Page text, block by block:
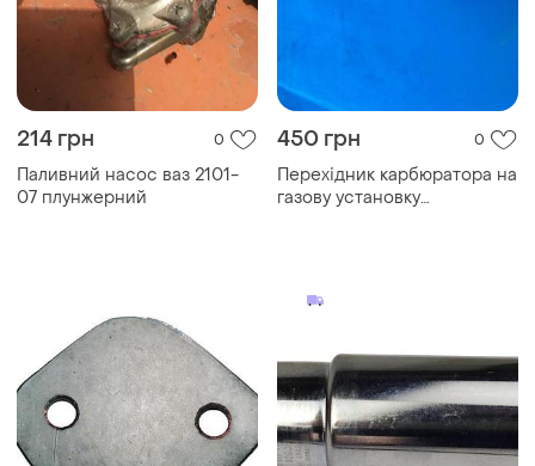
214 грн 0
Паливний насос ваз 2101-
07 плунжерний
450 грн 0
Перехідник карбюратора на
газову установку